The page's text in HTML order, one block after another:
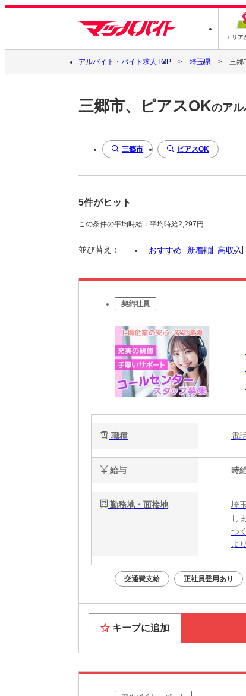
エリア
アルバイト・バイト求人TOP 埼玉県 三郷
三郷市、ピアスOKのア
三郷市 ピアスOK
5件がヒット
この条件の平均時給：平均時給2,297円
並び替え： おすすめ 新着順 高収入
契約社員
職種 電
給与 時
勤務地・面接地
埼
し
つ
よ
交通費支給 正社員登用あり
キープに追加